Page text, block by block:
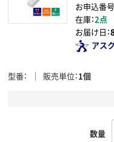
お申込番
在庫：2点
お届け日：
アス
型番 販売単位 1個
数量